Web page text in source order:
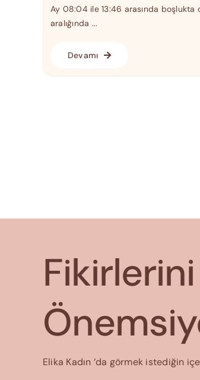
Ay 08:04 ile 13:46 arasında boşlukta
aralığında ...
Devamı
Fikirlerini
Elika Kadın ‘da görmek istediğin